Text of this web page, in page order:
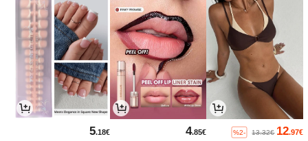
12.97€
13.32€
%2-
4.85€
5.18€